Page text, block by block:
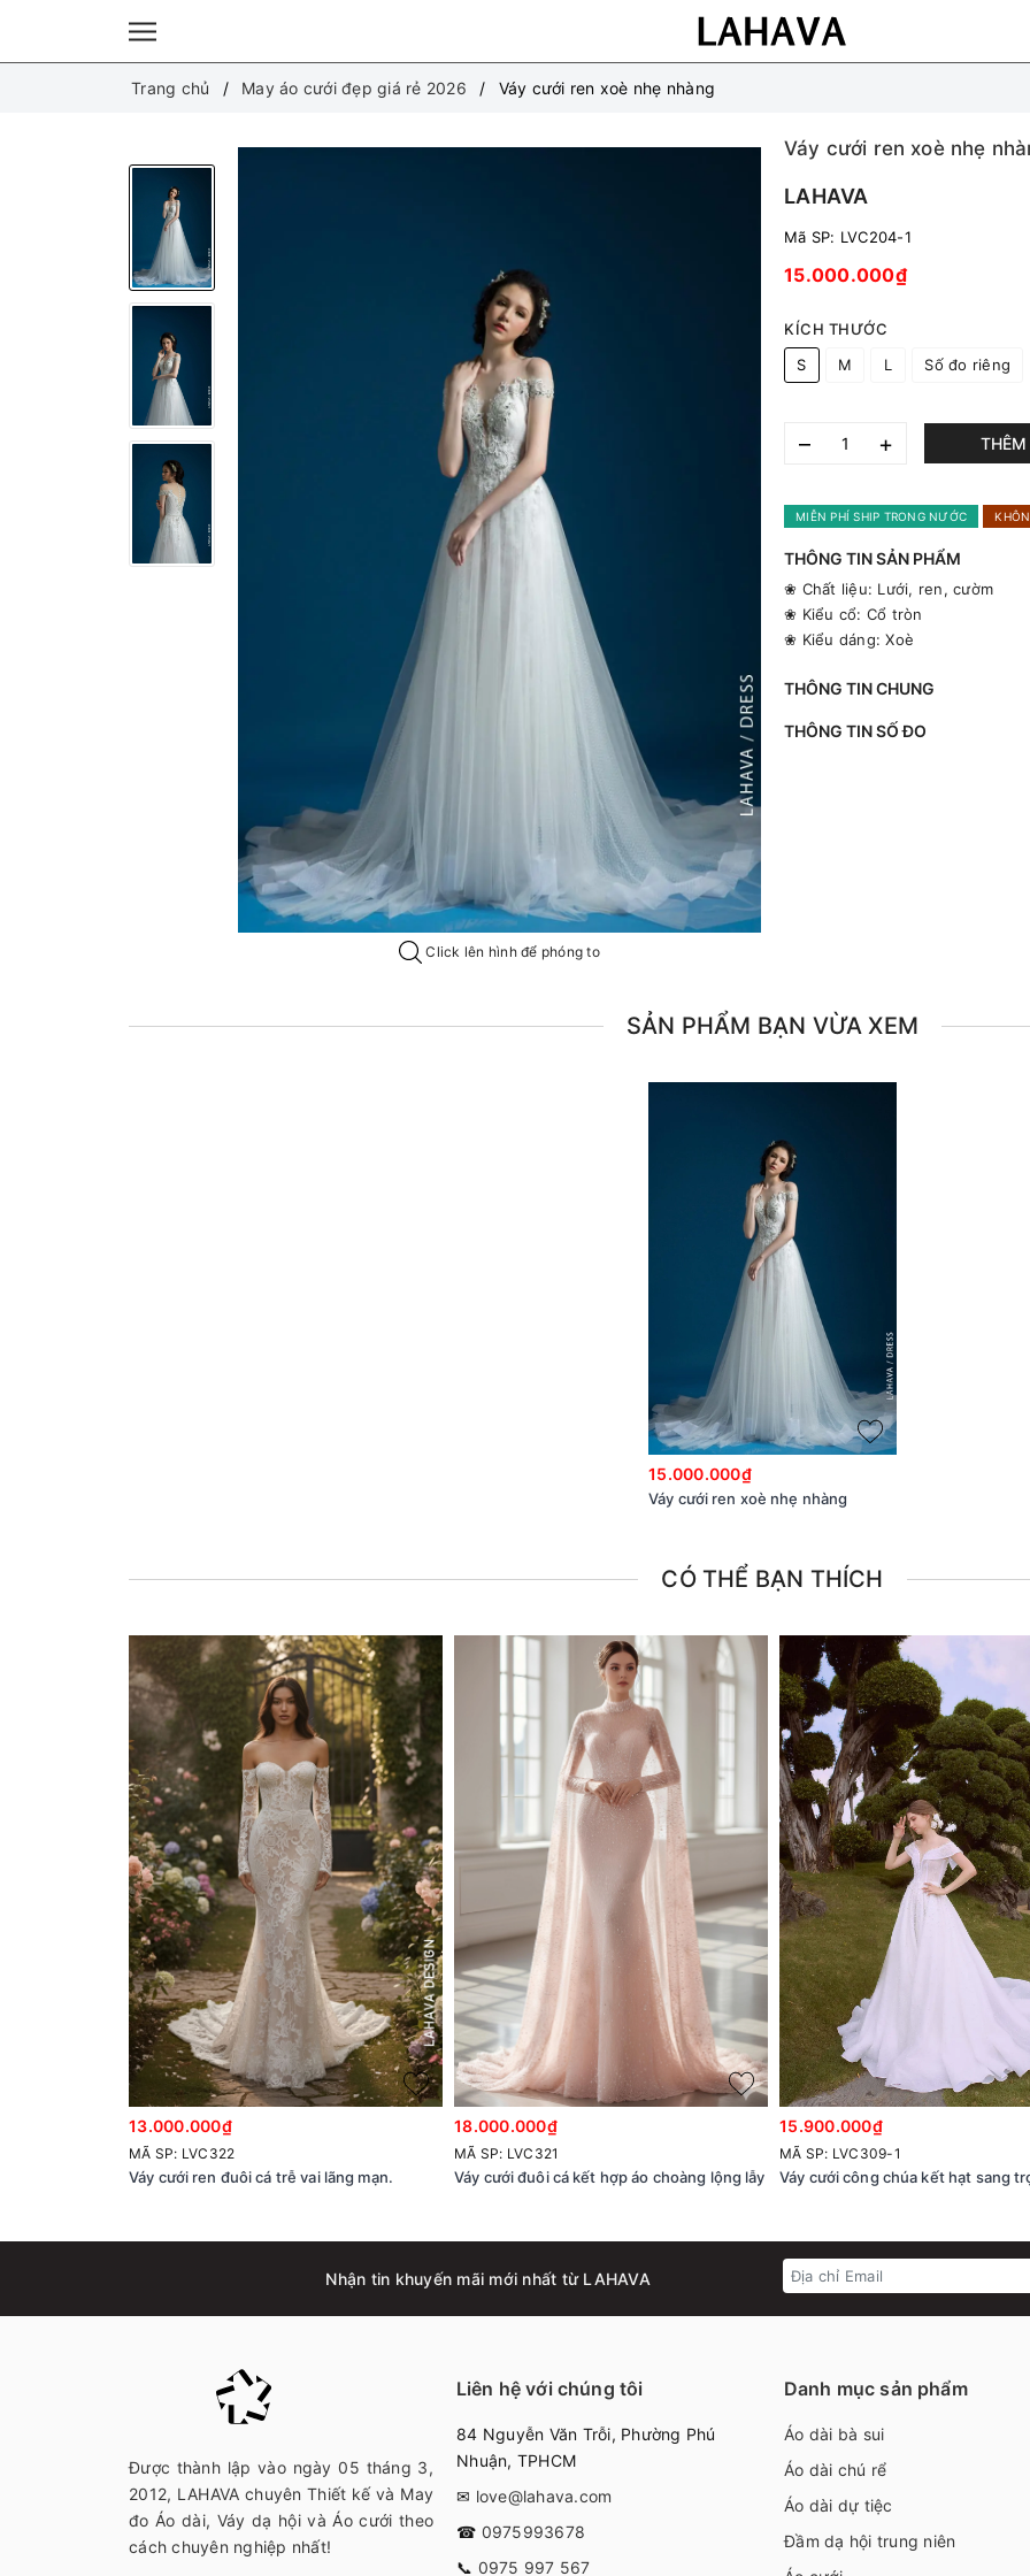
Trang chủ May áo cưới đẹp giá rẻ 2026 Váy cưới ren xoè nhẹ nhàng
Click lên hình để phóng to
Váy cưới ren xoè nhẹ
LAHAVA
Mã SP: LVC204-1
15.000.000₫
KÍCH THƯỚC
S
M L Số đo riêng
– + THÊM
MIỄN PHÍ SHIP TRONG NƯỚC
THÔNG TIN SẢN PHẨM
❀ Chất liệu: Lưới, ren, cườm
❀ Kiểu cổ: Cổ tròn
❀ Kiểu dáng: Xoè
THÔNG TIN CHUNG
THÔNG TIN SỐ ĐO
SẢN PHẨM BẠN VỪA XEM
15.000.000₫
Váy cưới ren xoè nhẹ nhàng
CÓ THỂ BẠN THÍCH
13.000.000₫
MÃ SP: LVC322
Váy cưới ren đuôi cá trễ vai lãng mạn.
18.000.000₫
MÃ SP: LVC321
Váy cưới đuôi cá kết hợp áo choàng lộng lẫy
15.900.000₫
MÃ SP: LVC309-1
Váy cưới công chúa kết hạt sang
Nhận tin khuyến mãi mới nhất từ LAHAVA
Được thành lập vào ngày 05 tháng 3,
2012, LAHAVA chuyên Thiết kế và May
đo Áo dài, Váy dạ hội và Áo cưới theo
cách chuyên nghiệp nhất!
Liên hệ với chúng tôi
84 Nguyễn Văn Trỗi, Phường Phú
Nhuận, TPHCM
✉ love@lahava.com
☎ 0975993678
📞 0975 997 567
Danh mục sản phẩm
Áo dài bà sui
Áo dài chú rể
Áo dài dự tiệc
Đầm dạ hội trung niên